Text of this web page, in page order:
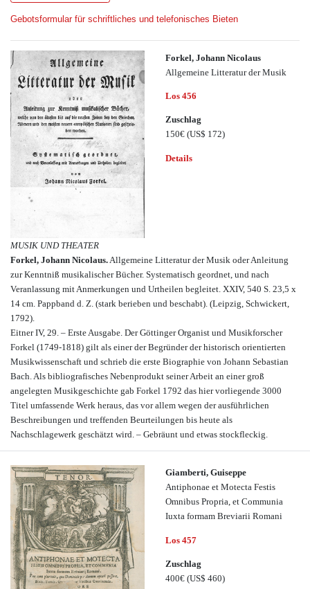
Gebotsformular für schriftliches und telefonisches Bieten
Forkel, Johann Nicolaus
Allgemeine Litteratur der Musik
Los 456
Zuschlag
150€ (US$ 172)
Details
MUSIK UND THEATER
Forkel, Johann Nicolaus.Allgemeine Litteratur der Musik oder Anleitung
zur Kenntniß musikalischer Bücher. Systematisch geordnet, und nach
Veranlassung mit Anmerkungen und Urtheilen begleitet. XXIV, 540 S. 23,5 x
14 cm. Pappband d. Z. (stark berieben und beschabt). (Leipzig, Schwickert,
1792).
Eitner IV, 29. – Erste Ausgabe. Der Göttinger Organist und Musikforscher
Forkel (1749-1818) gilt als einer der Begründer der historisch orientierten
Musikwissenschaft und schrieb die erste Biographie von Johann Sebastian
Bach. Als bibliografisches Nebenprodukt seiner Arbeit an einer groß
angelegten Musikgeschichte gab Forkel 1792 das hier vorliegende 3000
Titel umfassende Werk heraus, das vor allem wegen der ausführlichen
Beschreibungen und treffenden Beurteilungen bis heute als
Nachschlagewerk geschätzt wird. – Gebräunt und etwas stockfleckig.
Giamberti, Guiseppe
Antiphonae et Motecta Festis
Omnibus Propria, et Communia
Iuxta formam Breviarii Romani
Los 457
Zuschlag
400€ (US$ 460)